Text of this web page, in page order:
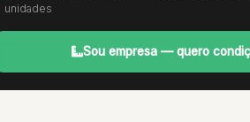
unidades
Sou empresa — quero